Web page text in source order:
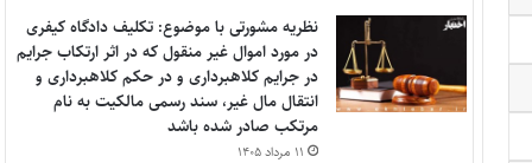
نظریه مشورتی با موضوع: تکلیف دادگاه کیفری
در مورد اموال غیر منقول که در اثر ارتکاب جرایم
در جرایم کلاهبرداری و در حکم کلاهبرداری و
انتقال مال غیر، سند رسمی مالکیت به نام
مرتکب صادر شده باشد
۱۱ مرداد ۱۴۰۵